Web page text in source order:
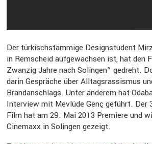
Der türkisch­stäm­mige Design­stu­dent
in Remscheid aufge­wachsen ist, hat den
Zwanzig Jahre nach Solingen” gedreht.
darin Gespräche über Alltags­ras­sismus
Brand­an­schlags. Unter anderem hat
Inter­view mit Mevlüde Genç geführt. Der
Film hat am 29. Mai 2013 Premiere und
Cinemaxx in Solingen gezeigt.